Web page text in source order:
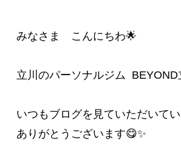
みなさま　こんにちわ🌟
立川のパーソナルジム  BEYOND
いつもブログを見ていただいて
ありがとうございます😋✨